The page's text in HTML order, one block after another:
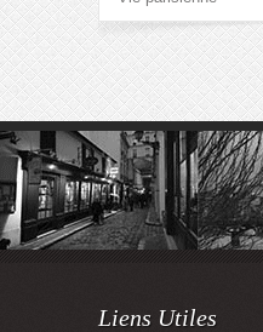
Liens Utiles